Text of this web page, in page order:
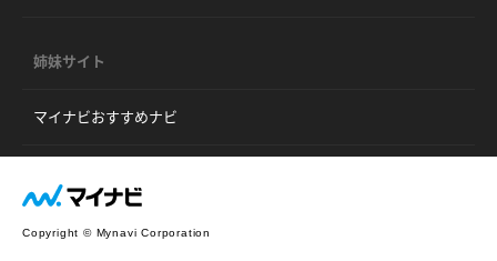
姉妹サイト
マイナビおすすめナビ
Copyright © Mynavi Corporation